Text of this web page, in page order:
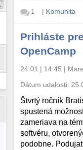
1 | Komunita
Prihláste
OpenCamp
24.01 | 14:45 |
Dátum udalosti:
Štvrtý ročník
spustená
zameriava na
softvéru,
podobne.